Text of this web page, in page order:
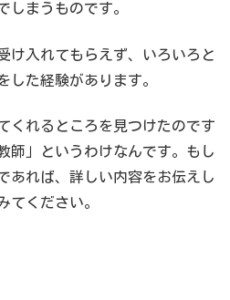
しまうものです。
け入れてもらえず、いろいろと
した経験があります。
くれるところを見つけたのです
師」というわけなんです。もし
あれば、詳しい内容をお伝えし
てください。